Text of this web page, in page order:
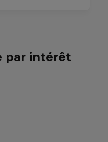
par intérêt